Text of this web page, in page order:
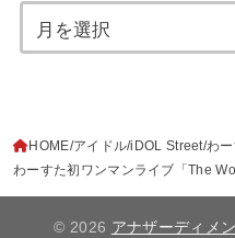
HOME アイドル iDOL Street わ
わーすた初ワンマンライブ「The
© 2026 アナザーディメ